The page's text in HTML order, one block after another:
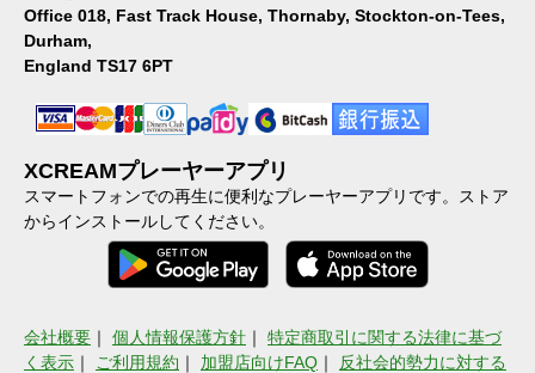
Office 018, Fast Track House, Thornaby, Stockton-on-Tees,
Durham,
England TS17 6PT
XCREAMプレーヤーアプリ
スマートフォンでの再生に便利なプレーヤーアプリです。ストア
からインストールしてください。
会社概要 ｜ 個人情報保護方針 ｜ 特定商取引に関する法律に基づ
く表示 ｜ ご利用規約 ｜ 加盟店向けFAQ ｜ 反社会的勢力に対する